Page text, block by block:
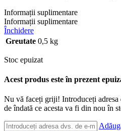
Informații suplimentare
Informații suplimentare
Închidere
Greutate 0,5 kg
Stoc epuizat
Acest produs este în prezent
Nu vă faceți griji! Introduceți
de îndată ce acesta va fi din nou în